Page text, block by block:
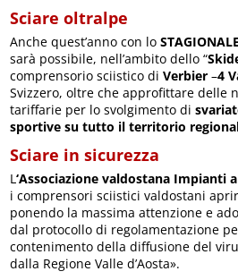
Sciare oltralpe
Anche quest’anno con lo
sarà possibile, nell’ambito dello “
comprensorio sciistico diVerbier –4
Svizzero, oltre che approfittare delle
tariffarie per lo svolgimento di
sportive su tutto il territorio
Sciare in sicurezza
L‘Associazione valdostana Impianti
i comprensori sciistici valdostani
ponendo la massima attenzione e
dal protocollo di regolamentazione
contenimento della diffusione del
dalla Regione Valle d’Aosta».